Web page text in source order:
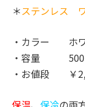
＊ステンレス
・カラー ホワ
・容量
・お値段 ￥